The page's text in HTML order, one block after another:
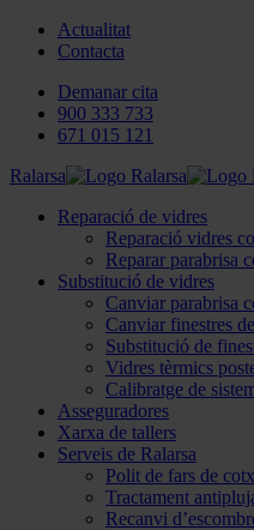
Actualitat
Contacta
Demanar cita
900 333 733
671 015 121
Ralarsa
Reparació de vidres
Reparació vidres
Reparar parabrisa
Substitució de vidres
Canviar parabrisa
Canviar finestres
Substitució de
Vidres tèrmics
Calibratge de
Asseguradores
Xarxa de tallers
Serveis de Ralarsa
Polit de fars de
Tractament
Recanvi